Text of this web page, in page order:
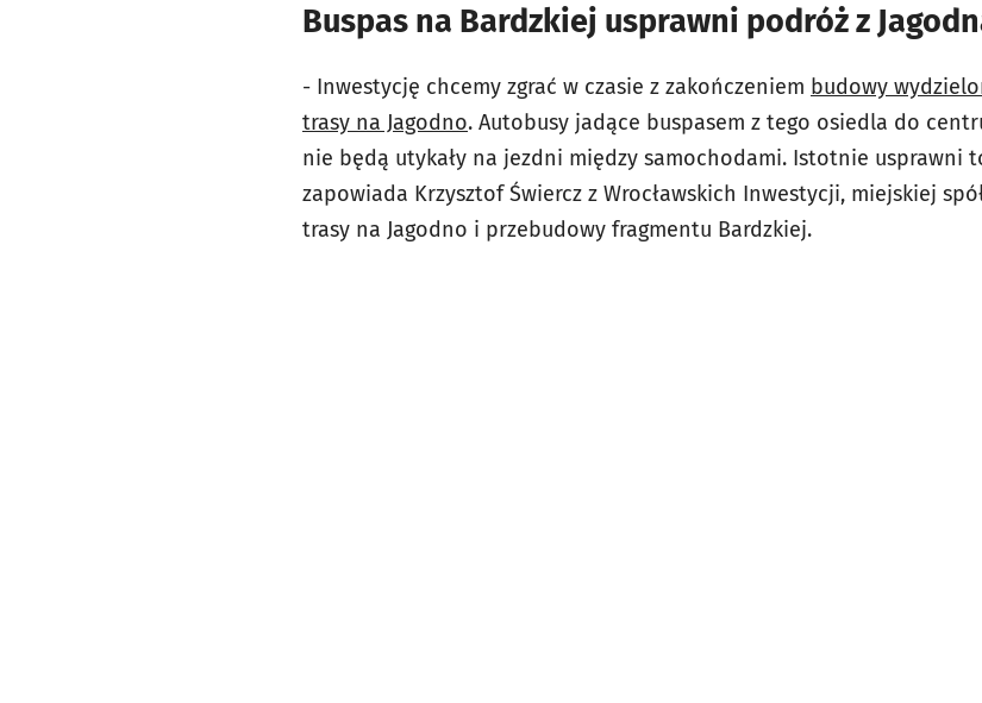
Buspas na Bardzkiej usprawni podróż z
- Inwestycję chcemy zgrać w czasie z zakończeniem budowy
trasy na Jagodno. Autobusy jadące buspasem z tego osiedla do
nie będą utykały na jezdni między samochodami. Istotnie usprawni
zapowiada Krzysztof Świercz z Wrocławskich Inwestycji, miejskiej
trasy na Jagodno i przebudowy fragmentu Bardzkiej.